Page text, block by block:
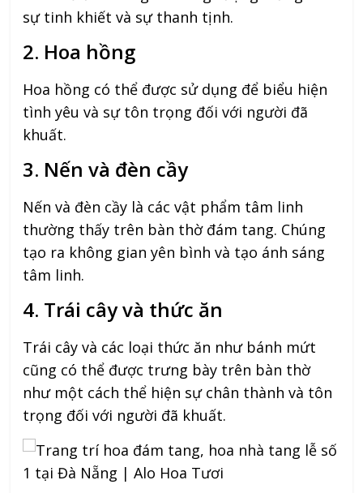
sự tinh khiết và sự thanh tịnh.
2. Hoa hồng
Hoa hồng có thể được sử dụng để biểu hiện
tình yêu và sự tôn trọng đối với người đã
khuất.
3. Nến và đèn cầy
Nến và đèn cầy là các vật phẩm tâm linh
thường thấy trên bàn thờ đám tang. Chúng
tạo ra không gian yên bình và tạo ánh sáng
tâm linh.
4. Trái cây và thức ăn
Trái cây và các loại thức ăn như bánh mứt
cũng có thể được trưng bày trên bàn thờ
như một cách thể hiện sự chân thành và tôn
trọng đối với người đã khuất.